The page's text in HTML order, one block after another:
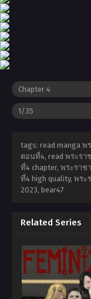
tags: read manga พ
ตอนที่4, read พระรา
ที่4 chapter, พระราช
ที่4 high quality, พระ
2023, bear47
Related Series